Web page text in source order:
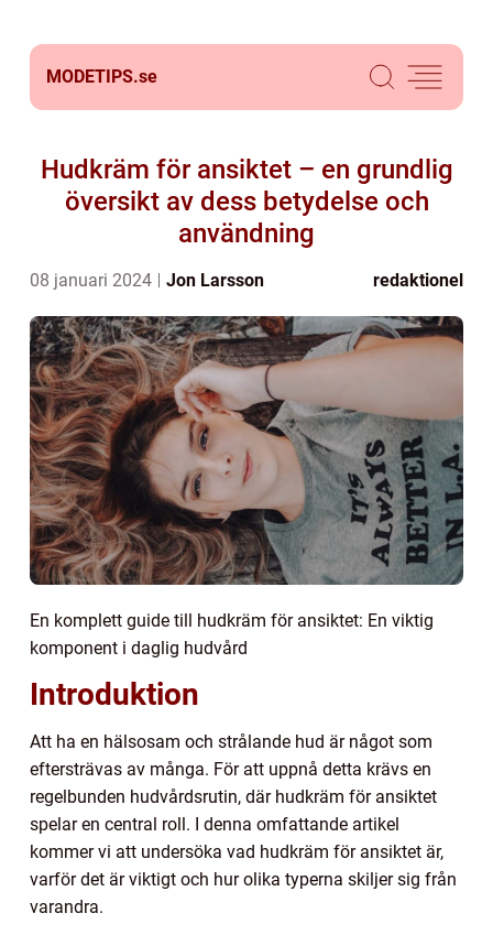
MODETIPS.se
Hudkräm för ansiktet – en grundlig
översikt av dess betydelse och
användning
08 januari 2024 Jon Larsson redaktionel
En komplett guide till hudkräm för ansiktet: En viktig
komponent i daglig hudvård
Introduktion
Att ha en hälsosam och strålande hud är något som
eftersträvas av många. För att uppnå detta krävs en
regelbunden hudvårdsrutin, där hudkräm för ansiktet
spelar en central roll. I denna omfattande artikel
kommer vi att undersöka vad hudkräm för ansiktet är,
varför det är viktigt och hur olika typerna skiljer sig från
varandra.